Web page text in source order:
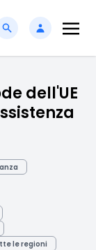
dell'UE
le regioni